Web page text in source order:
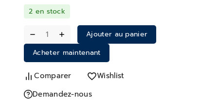
2 en stock
Ajouter au panier
Acheter maintenant
Comparer
Wishlist
Demandez-nous